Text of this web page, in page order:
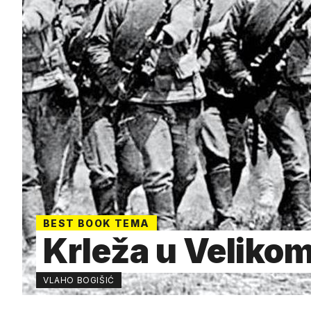
BEST BOOK TEMA
Krleža u
VLAHO BOGIŠIĆ